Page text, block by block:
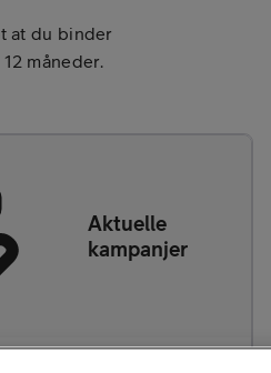
at du binder
måneder.
Aktuelle
kampanjer